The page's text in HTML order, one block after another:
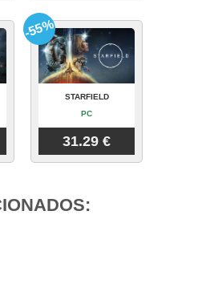
STARFIELD
PC
31.29 €
-55%